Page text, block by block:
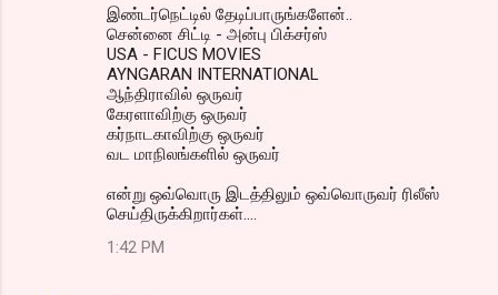
இண்டர்நெட்டில் தேடிப்பாருங்களேன்..
சென்னை சிட்டி - அன்பு பிக்சர்ஸ்
USA - FICUS MOVIES
AYNGARAN INTERNATIONAL
ஆந்திராவில் ஒருவர்
கேரளாவிற்கு ஒருவர்
கர்நாடகாவிற்கு ஒருவர்
வட மாநிலங்களில் ஒருவர்
என்று ஒவ்வொரு இடத்திலும் ஒவ்வொருவர் ரிலீஸ்
செய்திருக்கிறார்கள்....
1:42 PM